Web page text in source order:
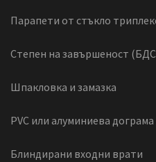
Парапети от стъкло
Степен на завършеност
Шпакловка и замазка
PVC или алуминиева
Блиндирани входни врати